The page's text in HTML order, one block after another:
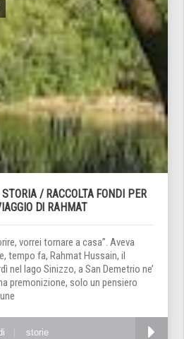
/ RACCOLTA FONDI PER
DI RAHMAT
vorrei tornare a casa”. Aveva
tempo fa, Rahmat Hussain, il
nel lago Sinizzo, a San Demetrio ne’
premonizione, solo un pensiero
storie